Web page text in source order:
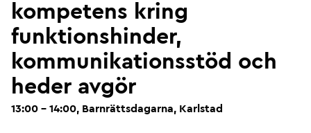
kompetens kring
funktionshinder,
kommunikationsstöd och
heder avgör
13:00 - 14:00, Barnrättsdagarna, Karlstad